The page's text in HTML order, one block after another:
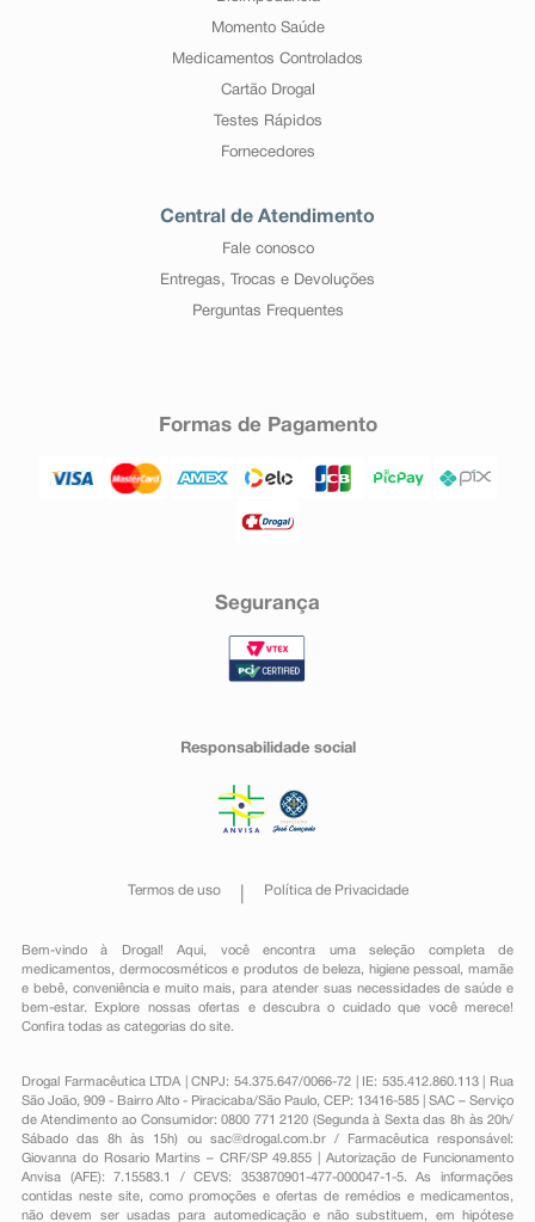
Momento Saúde
Medicamentos Controlados
Cartão Drogal
Testes Rápidos
Fornecedores
Central de Atendimento
Fale conosco
Entregas, Trocas e Devoluções
Perguntas Frequentes
Formas de Pagamento
Segurança
Responsabilidade social
Termos de uso Política de Privacidade
Bem-vindo à Drogal! Aqui, você encontra uma seleção completa de
medicamentos , dermocosméticos e produtos de beleza, higiene pessoal ,mamãe
e bebê, conveniênciae muito mais, para atender suas necessidades de saúde e
bem-estar. Explore nossas ofertas e descubra o cuidado que você merece!
Confira todas as categorias do site.
Drogal Farmacêutica LTDA | CNPJ: 54.375.647/0066-72 | IE: 535.412.860.113 | Rua
São João, 909 - Bairro Alto - Piracicaba/São Paulo, CEP: 13416-585 | SAC – Serviço
de Atendimento ao Consumidor: 0800 771 2120 (Segunda à Sexta das 8h às 20h/
Sábado das 8h às 15h) ou sac@drogal.com.br/ Farmacêutica responsável:
Giovanna do Rosario Martins – CRF/SP 49.855 | Autorização de Funcionamento
Anvisa (AFE): 7.15583.1 / CEVS: 353870901-477-000047-1-5. As informações
contidas neste site, como promoções e ofertas de remédios e medicamentos,
não devem ser usadas para automedicação e não substituem, em hipótese